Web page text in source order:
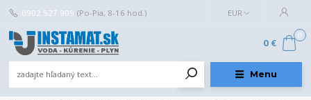
Menu
EUR
0902 527 909 (Po-Pia, 8-16 hod.)
0
0 €